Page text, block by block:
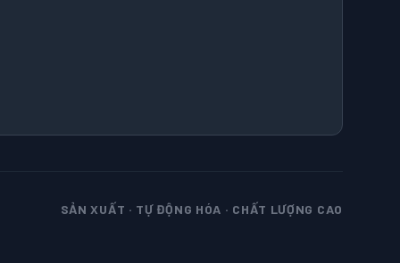
SẢN XUẤT · TỰ ĐỘNG HÓA · CHẤT LƯỢNG CAO